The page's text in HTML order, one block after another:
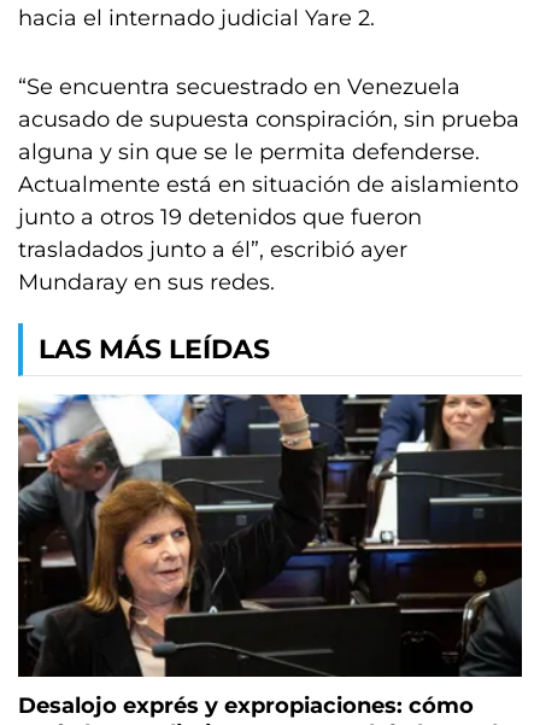
hacia el internado judicial Yare 2.
“Se encuentra secuestrado en Venezuela
acusado de supuesta conspiración, sin prueba
alguna y sin que se le permita defenderse.
Actualmente está en situación de aislamiento
junto a otros 19 detenidos que fueron
trasladados junto a él”, escribió ayer
Mundaray en sus redes.
LAS MÁS LEÍDAS
Desalojo exprés y expropiaciones: cómo